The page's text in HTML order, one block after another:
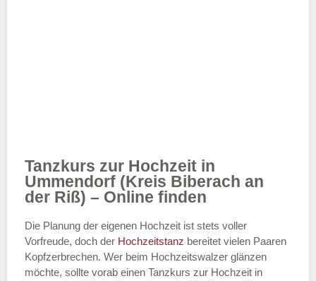
Tanzkurs zur Hochzeit in
Ummendorf (Kreis Biberach an
der Riß) – Online finden
Die Planung der eigenen Hochzeit ist stets voller
Vorfreude, doch der Hochzeitstanz bereitet vielen Paaren
Kopfzerbrechen. Wer beim Hochzeitswalzer glänzen
möchte, sollte vorab einen Tanzkurs zur Hochzeit in